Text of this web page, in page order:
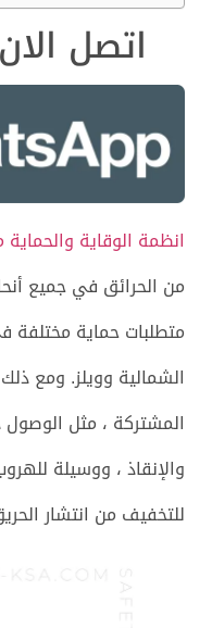
اتصل الان 0556272661
انظمة الوقاية والحماية
من الحرائق في جميع
متطلبات حماية مختلفة في
الشمالية وويلز. ومع
المشتركة ، مثل الوصول
والإنقاذ ، ووسيلة
للتخفيف من انتشار الحريق.